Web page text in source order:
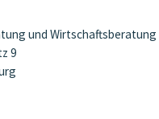
und Wirtschaftsberatung
9